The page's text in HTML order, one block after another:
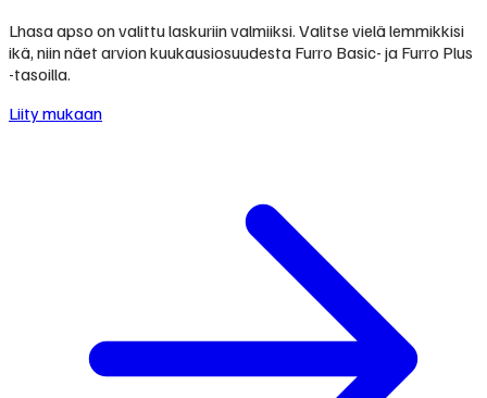
Lhasa apso on valittu laskuriin valmiiksi. Valitse vielä lemmikkisi
ikä, niin näet arvion kuukausiosuudesta Furro Basic- ja Furro Plus
-tasoilla.
Liity mukaan